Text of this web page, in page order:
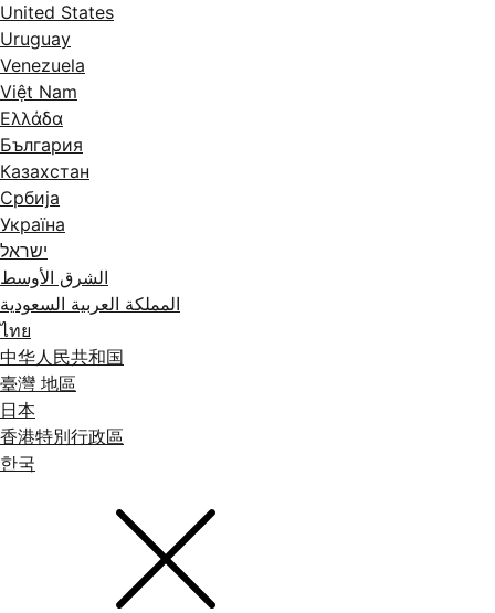
United States
Uruguay
Venezuela
Việt Nam
Ελλάδα
България
Казахстан
Србија
Україна
ישראל
الشرق الأوسط
المملكة العربية السعودية
ไทย
中华人民共和国
臺灣 地區
日本
香港特別行政區
한국